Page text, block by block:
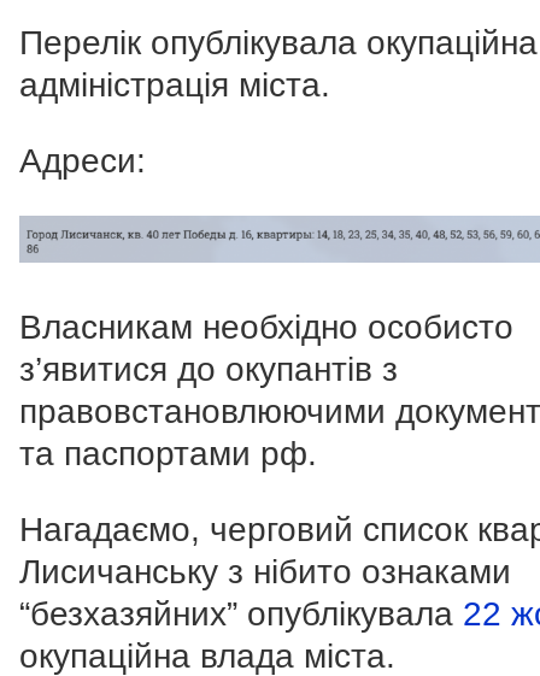
Перелік опублікувала окупаційна
адміністрація міста.
Адреси:
Власникам необхідно особисто
з’явитися до окупантів з
правовстановлюючими
та паспортами рф.
Нагадаємо, черговий список
Лисичанську з нібито ознаками
“безхазяйних” опублікувала 22
окупаційна влада міста.